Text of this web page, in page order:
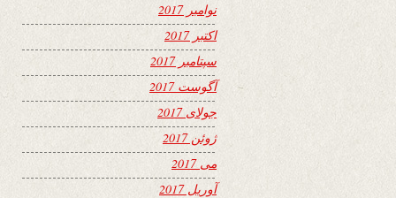
نوامبر 2017
اکتبر 2017
سپتامبر 2017
آگوست 2017
جولای 2017
ژوئن 2017
می 2017
آوریل 2017